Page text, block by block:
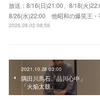
放送：8/16(日)21:00、8/18(火
8/26(水)22:00 他昭和の爆笑王・
2026.08.02 08:56
2021.10.28 03:00
隅田川馬石「品川心中」
「火焔太鼓」